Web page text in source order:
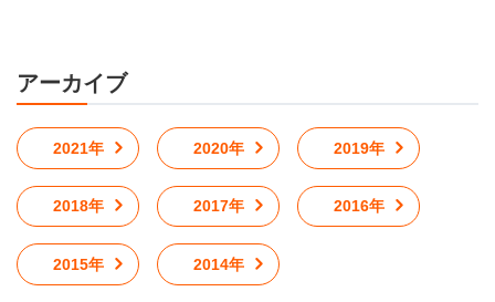
アーカイブ
2021年 2020年 2019年
2018年 2017年 2016年
2015年 2014年